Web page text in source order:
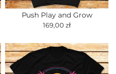
Push Play and Grow
169,00 zł